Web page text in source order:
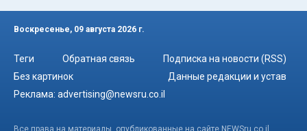
Воскресенье, 09 августа 2026 г.
Теги Обратная связь
Подписка на новости (RSS)
Без картинок
Данные редакции и устав
Реклама: advertising@newsru.co.il
Все права на материалы, опубликованные на сайте NEWSru.co.il ,